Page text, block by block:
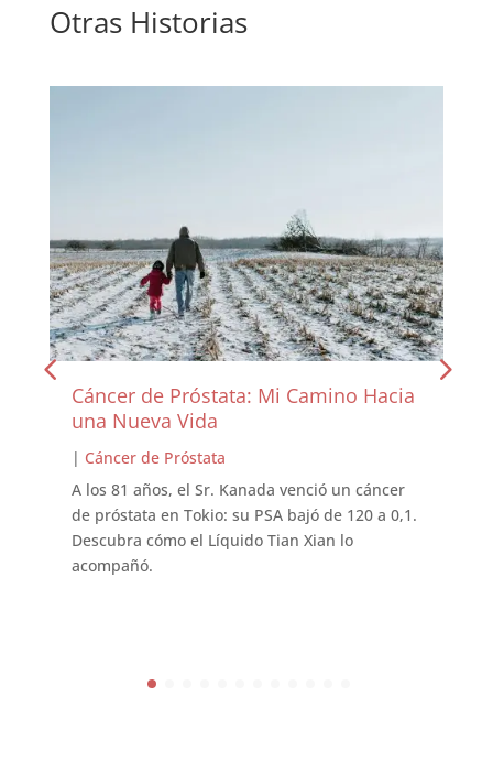
Otras Historias
Cáncer de Próstata: Mi Camino Hacia
una Nueva Vida
| Cáncer de Próstata
A los 81 años, el Sr. Kanada venció un cáncer
de próstata en Tokio: su PSA bajó de 120 a 0,1.
Descubra cómo el Líquido Tian Xian lo
acompañó.